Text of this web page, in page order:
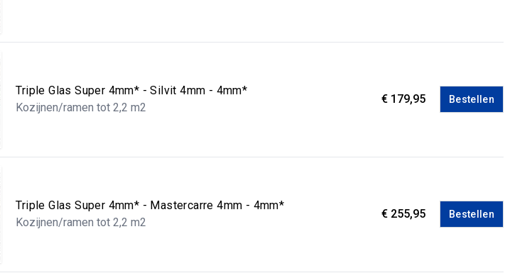
Triple Glas Super 4mm* - Silvit 4mm - 4mm*
Kozijnen/ramen tot 2,2 m2
€ 179,95 Bestellen
Triple Glas Super 4mm* - Mastercarre 4mm - 4mm*
Kozijnen/ramen tot 2,2 m2
€ 255,95 Bestellen